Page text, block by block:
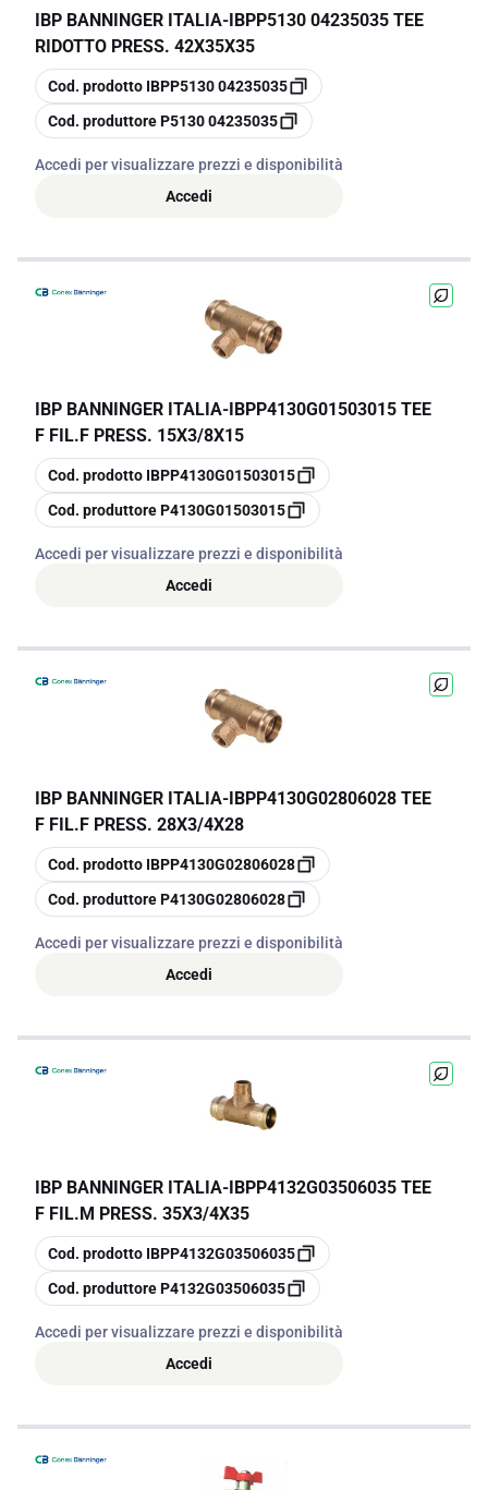
IBP BANNINGER ITALIA-IBPP5130 04235035 TEE
RIDOTTO PRESS. 42X35X35
copia
Cod. prodotto IBPP5130 04235035
copia
Cod. produttoreP5130 04235035
Accedi per visualizzare prezzi e disponibilità
Accedi
IBP BANNINGER ITALIA-IBPP4130G01503015 TEE
F FIL.F PRESS. 15X3/8X15
copia
Cod. prodotto IBPP4130G01503015
copia
Cod. produttoreP4130G01503015
Accedi per visualizzare prezzi e disponibilità
Accedi
IBP BANNINGER ITALIA-IBPP4130G02806028 TEE
F FIL.F PRESS. 28X3/4X28
copia
Cod. prodotto IBPP4130G02806028
copia
Cod. produttoreP4130G02806028
Accedi per visualizzare prezzi e disponibilità
Accedi
IBP BANNINGER ITALIA-IBPP4132G03506035 TEE
F FIL.M PRESS. 35X3/4X35
copia
Cod. prodotto IBPP4132G03506035
copia
Cod. produttoreP4132G03506035
Accedi per visualizzare prezzi e disponibilità
Accedi